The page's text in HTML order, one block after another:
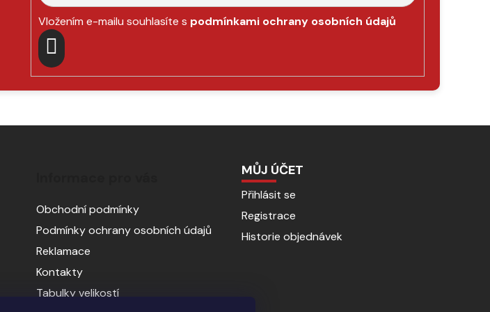
Vložením e-mailu souhlasíte s podmínkami ochrany osobních údajů
PŘIHLÁSIT
SE
Obchodní podmínky
Podmínky ochrany osobních údajů
Reklamace
Kontakty
Tabulky velikostí
MŮJ ÚČET
Přihlásit se
Registrace
Historie objednávek